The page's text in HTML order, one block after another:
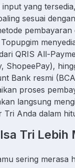
input yang
sesuai
QRIS All-
ShopeePay),
Bank resmi
proses
langsung
Tri Anda dalam
Tri
sering merasa